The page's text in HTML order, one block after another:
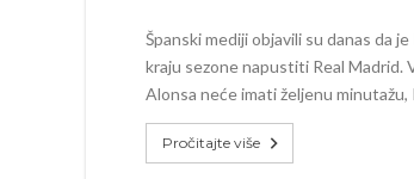
Španski mediji objavili su danas da
kraju sezone napustiti Real Madrid.
Alonsa neće imati željenu minutažu,
Pročitajte više